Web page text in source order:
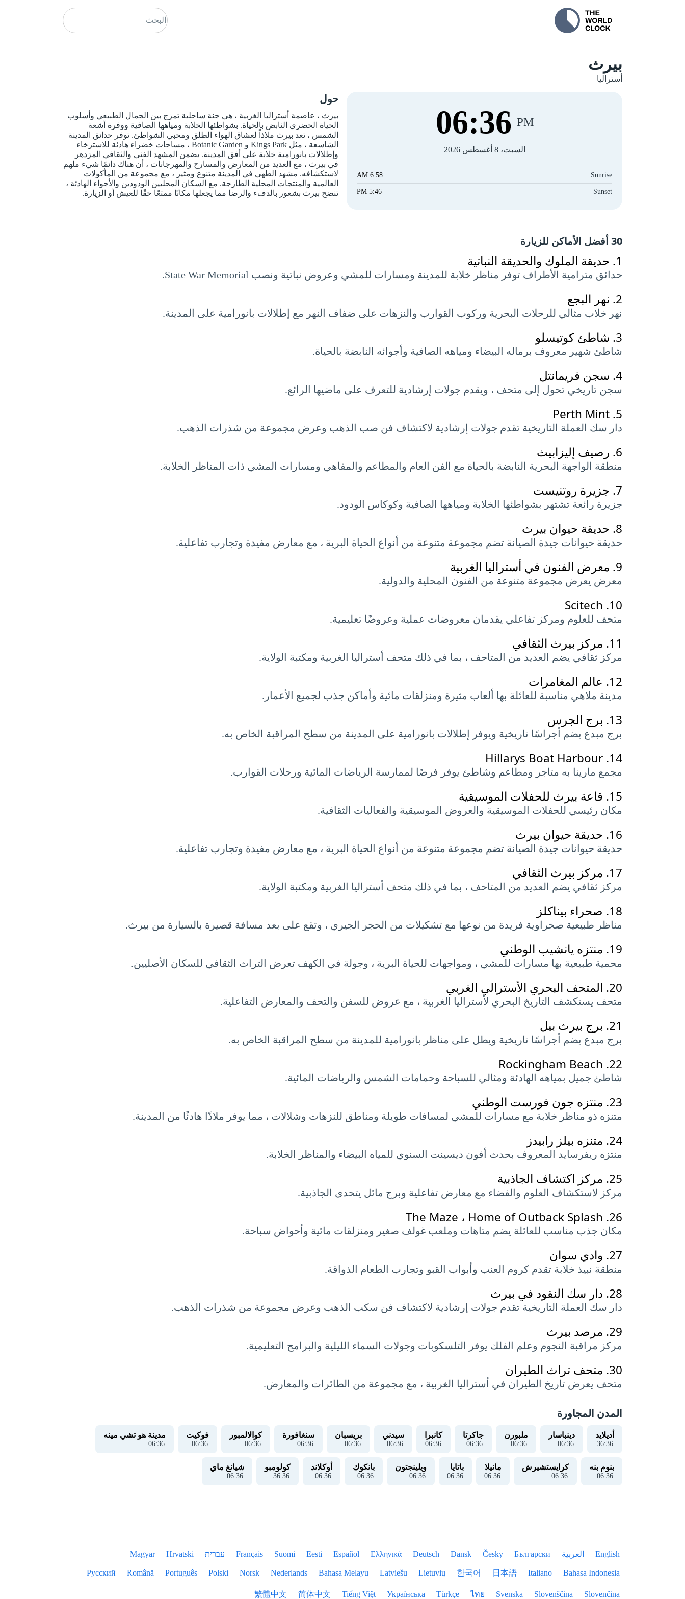
بيرث
أستراليا
06:37 PM
السبت، 8 أغسطس 2026
Sunrise
6:58 AM
Sunset
5:46 PM
حول
بيرث ، عاصمة أستراليا الغربية ، هي جنة ساحلية تمزج بين الجمال الطبيعي وأسلوب
الحياة الحضري النابض بالحياة. بشواطئها الخلابة ومياهها الصافية ووفرة أشعة
الشمس ، تعد بيرث ملاذاً لعشاق الهواء الطلق ومحبي الشواطئ. توفر حدائق المدينة
الشاسعة ، مثل Kings Park و Botanic Garden ، مساحات خضراء هادئة للاسترخاء
وإطلالات بانورامية خلابة على أفق المدينة. يضمن المشهد الفني والثقافي المزدهر
في بيرث ، مع العديد من المعارض والمسارح والمهرجانات ، أن هناك دائمًا شيء ملهم
لاستكشافه. مشهد الطهي في المدينة متنوع ومثير ، مع مجموعة من المأكولات
العالمية والمنتجات المحلية الطازجة. مع السكان المحليين الودودين والأجواء الهادئة ،
تنضح بيرث بشعور بالدفء والرضا مما يجعلها مكانًا ممتعًا حقًا للعيش أو الزيارة.
30 أفضل الأماكن للزيارة
1. حديقة الملوك والحديقة النباتية
حدائق مترامية الأطراف توفر مناظر خلابة للمدينة ومسارات للمشي وعروض نباتية ونصب State War Memorial.
2. نهر البجع
نهر خلاب مثالي للرحلات البحرية وركوب القوارب والنزهات على ضفاف النهر مع إطلالات بانورامية على المدينة.
3. شاطئ كوتيسلو
شاطئ شهير معروف برماله البيضاء ومياهه الصافية وأجوائه النابضة بالحياة.
4. سجن فريمانتل
سجن تاريخي تحول إلى متحف ، ويقدم جولات إرشادية للتعرف على ماضيها الرائع.
5.
Perth Mint
دار سك العملة التاريخية تقدم جولات إرشادية لاكتشاف فن صب الذهب وعرض مجموعة من شذرات الذهب.
6. رصيف إليزابيث
منطقة الواجهة البحرية النابضة بالحياة مع الفن العام والمطاعم والمقاهي ومسارات المشي ذات المناظر الخلابة.
7. جزيرة روتنيست
جزيرة رائعة تشتهر بشواطئها الخلابة ومياهها الصافية وكوكاس الودود.
8. حديقة حيوان بيرث
حديقة حيوانات جيدة الصيانة تضم مجموعة متنوعة من أنواع الحياة البرية ، مع معارض مفيدة وتجارب تفاعلية.
9. معرض الفنون في أستراليا الغربية
معرض يعرض مجموعة متنوعة من الفنون المحلية والدولية.
10.
Scitech
متحف للعلوم ومركز تفاعلي يقدمان معروضات عملية وعروضًا تعليمية.
11. مركز بيرث الثقافي
مركز ثقافي يضم العديد من المتاحف ، بما في ذلك متحف أستراليا الغربية ومكتبة الولاية.
12. عالم المغامرات
مدينة ملاهي مناسبة للعائلة بها ألعاب مثيرة ومنزلقات مائية وأماكن جذب لجميع الأعمار.
13. برج الجرس
برج مبدع يضم أجراسًا تاريخية ويوفر إطلالات بانورامية على المدينة من سطح المراقبة الخاص به.
14.
Hillarys Boat Harbour
مجمع مارينا به متاجر ومطاعم وشاطئ يوفر فرصًا لممارسة الرياضات المائية ورحلات القوارب.
15. قاعة بيرث للحفلات الموسيقية
مكان رئيسي للحفلات الموسيقية والعروض الموسيقية والفعاليات الثقافية.
16. حديقة حيوان بيرث
حديقة حيوانات جيدة الصيانة تضم مجموعة متنوعة من أنواع الحياة البرية ، مع معارض مفيدة وتجارب تفاعلية.
17. مركز بيرث الثقافي
مركز ثقافي يضم العديد من المتاحف ، بما في ذلك متحف أستراليا الغربية ومكتبة الولاية.
18. صحراء بيناكلز
مناظر طبيعية صحراوية فريدة من نوعها مع تشكيلات من الحجر الجيري ، وتقع على بعد مسافة قصيرة بالسيارة من بيرث.
19. منتزه يانشيب الوطني
محمية طبيعية بها مسارات للمشي ، ومواجهات للحياة البرية ، وجولة في الكهف تعرض التراث الثقافي للسكان الأصليين.
20. المتحف البحري الأسترالي الغربي
متحف يستكشف التاريخ البحري لأستراليا الغربية ، مع عروض للسفن والتحف والمعارض التفاعلية.
21. برج بيرث بيل
برج مبدع يضم أجراسًا تاريخية ويطل على مناظر بانورامية للمدينة من سطح المراقبة الخاص به.
22.
Rockingham Beach
شاطئ جميل بمياهه الهادئة ومثالي للسباحة وحمامات الشمس والرياضات المائية.
23. منتزه جون فورست الوطني
متنزه ذو مناظر خلابة مع مسارات للمشي لمسافات طويلة ومناطق للنزهات وشلالات ، مما يوفر ملاذًا هادئًا من المدينة.
24. متنزه بيلز رابيدز
منتزه ريفرسايد المعروف بحدث أفون ديسينت السنوي للمياه البيضاء والمناظر الخلابة.
25. مركز اكتشاف الجاذبية
مركز لاستكشاف العلوم والفضاء مع معارض تفاعلية وبرج مائل يتحدى الجاذبية.
26. The Maze ، Home of Outback Splash
مكان جذب مناسب للعائلة يضم متاهات وملعب غولف صغير ومنزلقات مائية وأحواض سباحة.
27. وادي سوان
منطقة نبيذ خلابة تقدم كروم العنب وأبواب القبو وتجارب الطعام الذواقة.
28. دار سك النقود في بيرث
دار سك العملة التاريخية تقدم جولات إرشادية لاكتشاف فن سكب الذهب وعرض مجموعة من شذرات الذهب.
29. مرصد بيرث
مركز مراقبة النجوم وعلم الفلك يوفر التلسكوبات وجولات السماء الليلية والبرامج التعليمية.
30. متحف تراث الطيران
متحف يعرض تاريخ الطيران في أستراليا الغربية ، مع مجموعة من الطائرات والمعارض.
المدن المجاورة
أديلايد
36:37
دينباسار
06:37
ملبورن
06:37
جاكرتا
06:37
كانبرا
06:37
سيدني
06:37
بريسبان
06:37
سنغافورة
06:37
كوالالمبور
06:37
فوكيت
06:37
مدينة هو تشي مينه
06:37
بنوم بنه
06:37
كرايستشيرش
06:37
مانيلا
06:37
باتايا
06:37
ويلينجتون
06:37
بانكوك
06:37
أوكلاند
06:37
كولومبو
36:37
شيانغ ماي
06:37
English العربية Български
Česky
Dansk
Deutsch
Ελληνικά
Español
Eesti
Suomi
Français עברית Hrvatski
Magyar
Bahasa Indonesia
Italiano
日本語
한국어
Lietuvių
Latviešu
Bahasa Melayu
Nederlands
Norsk
Polski
Português
Română
Русский
Slovenčina
Slovenščina
Svenska
ไทย
Türkçe
Українська
Tiếng Việt
简体中文
繁體中文